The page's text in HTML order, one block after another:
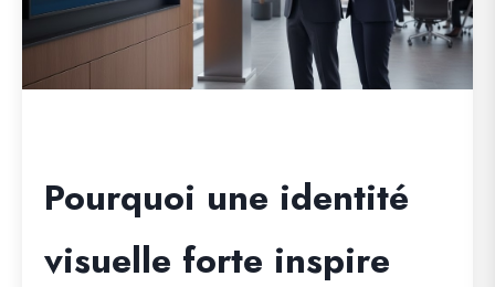
Pourquoi une identité
visuelle forte inspire